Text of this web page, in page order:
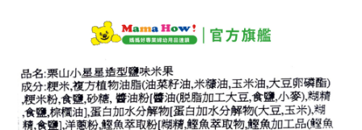
後付繳納相關費用。
※ 交易是否成功請以「AFTEE先享後付 」之結帳頁面顯示為準，若有關於
客戶支援中心」https://netprotections.freshdesk.com/support/home
【注意事項】
１．透過由恩沛科技股份有限公司提供之「AFTEE先享後付」服務完成之交
易，需依本服務之必要範圍內提供個人資料，並將交易相關給付款項請求債
付款後7-11取貨
宅配
每筆NT$100，滿NT$590(含以上)免運費